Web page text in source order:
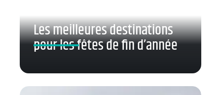
Les meilleures destinations
pour les fêtes de fin d’année